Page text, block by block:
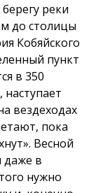
реки
до столицы
Кобяйского
пункт
в 350
вездеходах
пока
Весной
даже в
нужно